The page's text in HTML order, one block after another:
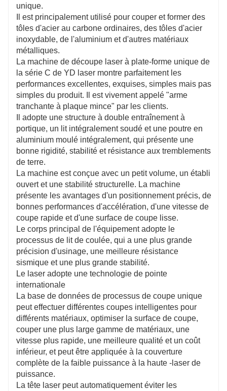
unique.
Il est principalement utilisé pour couper et former des
tôles d'acier au carbone ordinaires, des tôles d'acier
inoxydable, de l'aluminium et d'autres matériaux
métalliques.
La machine de découpe laser à plate-forme unique de
la série C de YD laser montre parfaitement les
performances excellentes, exquises, simples mais pas
simples du produit. Il est vivement appelé "arme
tranchante à plaque mince" par les clients.
Il adopte une structure à double entraînement à
portique, un lit intégralement soudé et une poutre en
aluminium moulé intégralement, qui présente une
bonne rigidité, stabilité et résistance aux tremblements
de terre.
La machine est conçue avec un petit volume, un établi
ouvert et une stabilité structurelle. La machine
présente les avantages d'un positionnement précis, de
bonnes performances d'accélération, d'une vitesse de
coupe rapide et d'une surface de coupe lisse.
Le corps principal de l'équipement adopte le
processus de lit de coulée, qui a une plus grande
précision d'usinage, une meilleure résistance
sismique et une plus grande stabilité.
Le laser adopte une technologie de pointe
internationale
La base de données de processus de coupe unique
peut effectuer différentes coupes intelligentes pour
différents matériaux, optimiser la surface de coupe,
couper une plus large gamme de matériaux, une
vitesse plus rapide, une meilleure qualité et un coût
inférieur, et peut être appliquée à la couverture
complète de la faible puissance à la haute -laser de
puissance.
La tête laser peut automatiquement éviter les
4020C
4000mm*2000mm